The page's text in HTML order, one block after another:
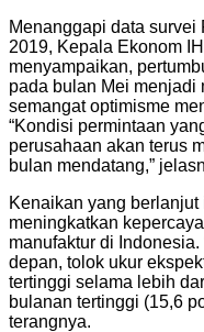
Menanggapi data survei
2019, Kepala Ekonom
menyampaikan,
pada bulan Mei menjadi
semangat optimisme
“Kondisi permintaan
perusahaan akan terus
bulan mendatang,”
Kenaikan yang
meningkatkan
manufaktur di
depan, tolok ukur
tertinggi selama lebih
bulanan tertinggi (15,6
terangnya.